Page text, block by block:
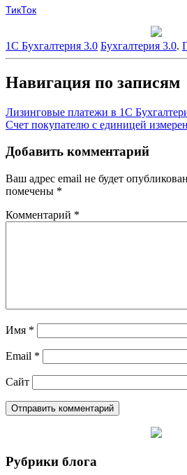
ТикТок
1С Бухгалтерия 3.0 Бухгалтерия 3.0.
Навигация по записям
Лизинговые платежи в 1С
Счет покупателю с единицей
Добавить комментарий
Ваш адрес email не будет
помечены *
Комментарий *
Имя *
Email *
Сайт
Рубрики блога